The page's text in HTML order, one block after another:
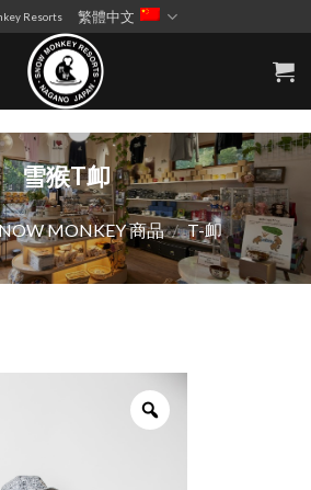
Resorts 繁體中文
雪猴T卹
MONKEY 商品 / T-卹